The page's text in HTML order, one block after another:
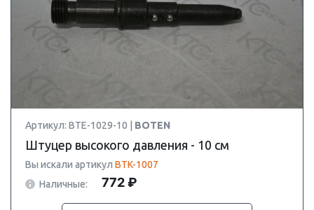
Артикул: BTE-1029-10 | BOTEN
Штуцер высокого давления - 10 см
Вы искали артикул BTK-1007
Наличные:
772 ₽